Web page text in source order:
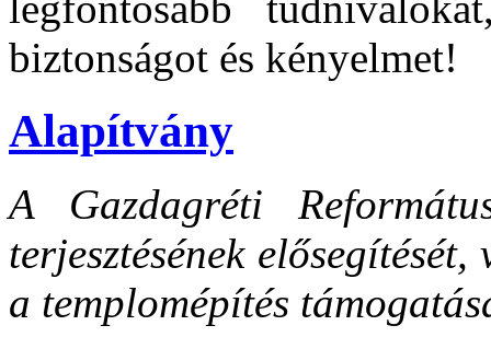
biztonságot és kényelmet!
Alapítvány
A Gazdagréti
terjesztésének
a templomépítés